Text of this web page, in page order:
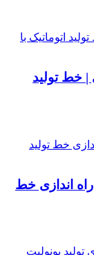
خط تولید
اندازی خط